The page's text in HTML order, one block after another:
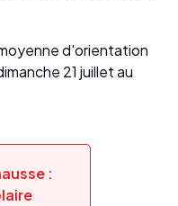
d'orientation
21 juillet au
: